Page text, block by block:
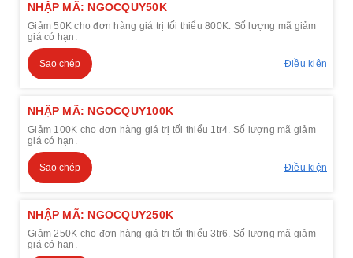
NHẬP MÃ: NGOCQUY50K
Giảm 50K cho đơn hàng giá trị tối thiểu 800K. Số lượng mã giảm
giá có hạn.
Sao chép Điều kiện
NHẬP MÃ: NGOCQUY100K
Giảm 100K cho đơn hàng giá trị tối thiểu 1tr4. Số lượng mã giảm
giá có hạn.
Sao chép Điều kiện
NHẬP MÃ: NGOCQUY250K
Giảm 250K cho đơn hàng giá trị tối thiểu 3tr6. Số lượng mã giảm
giá có hạn.